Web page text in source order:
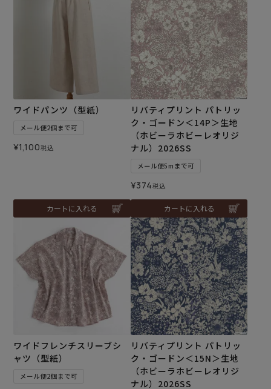
ワイドパンツ（型紙）
メール便2個まで可
¥1,100税込
カートに入れる
リバティプリント パトリッ
ク・ゴードン＜14P＞生地
（ホビーラホビーレオリジ
ナル）2026SS
メール便5mまで可
¥374税込
カートに入れる
ワイドフレンチスリーブシ
ャツ（型紙）
メール便2個まで可
リバティプリント パトリッ
ク・ゴードン＜15N＞生地
（ホビーラホビーレオリジ
ナル）2026SS